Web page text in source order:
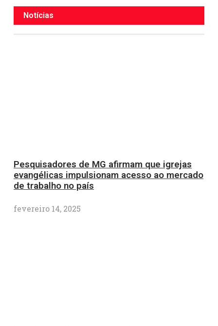
Notícias
Pesquisadores de MG afirmam que igrejas
evangélicas impulsionam acesso ao mercado
de trabalho no país
fevereiro 14, 2025